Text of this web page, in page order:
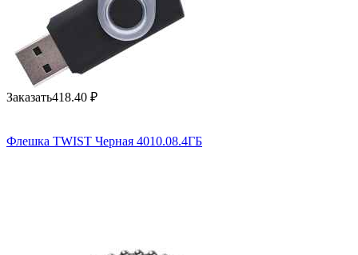
Заказать418.40 ₽
Флешка TWIST Черная 4010.08.4ГБ